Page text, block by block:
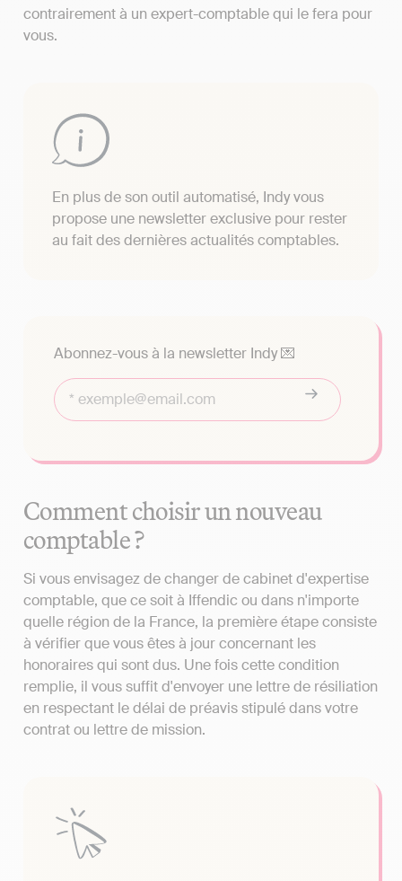
contrairement à un expert-comptable qui le fera pour
vous.
En plus de son outil automatisé, Indy vous
propose une newsletter exclusive pour rester
au fait des dernières actualités comptables.
Abonnez-vous à la newsletter Indy 💌
Comment choisir un nouveau
comptable ?
Si vous envisagez de changer de cabinet d'expertise
comptable, que ce soit à Iffendic ou dans n'importe
quelle région de la France, la première étape consiste
à vérifier que vous êtes à jour concernant les
honoraires qui sont dus. Une fois cette condition
remplie, il vous suffit d'envoyer une lettre de résiliation
en respectant le délai de préavis stipulé dans votre
contrat ou lettre de mission.